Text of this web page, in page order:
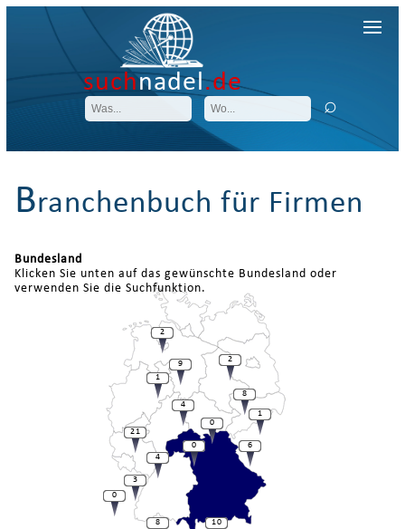
suchnadel.de
Branchenbuch für Firmen
Bundesland
Klicken Sie unten auf das gewünschte Bundesland oder
verwenden Sie die Suchfunktion.
6
1
21
8
0
2
9
2
1
4
0
4
3
8
0
10